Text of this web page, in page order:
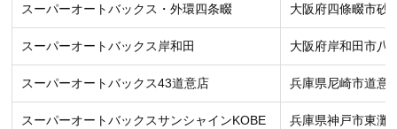
スーパーオートバックス・外環四条畷 大阪府四條畷市砂
スーパーオートバックス岸和田 大阪府岸和田市八
スーパーオートバックス43道意店 兵庫県尼崎市道意
スーパーオートバックスサンシャインKOBE 兵庫県神戸市東灘